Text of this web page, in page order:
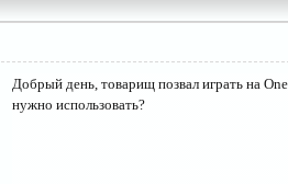
Добрый день, товарищ позвал играть на
нужно использовать?